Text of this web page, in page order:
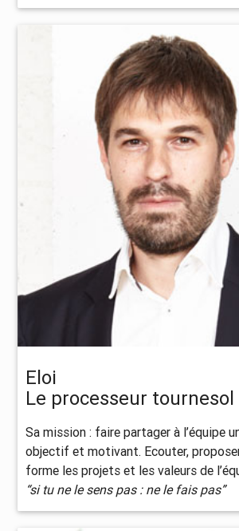
Eloi
Le processeur tournesol
Sa mission : faire partager à l’équipe
objectif et motivant. Ecouter,
forme les projets et les valeurs de
“si tu ne le sens pas : ne le fais pas”